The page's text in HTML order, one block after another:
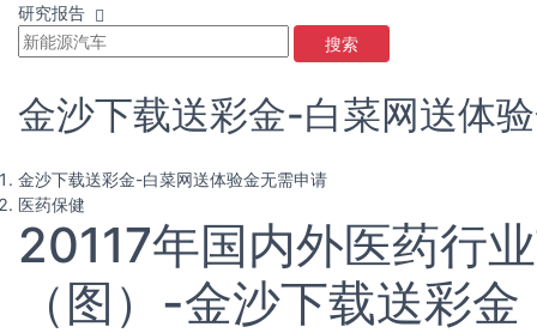
研究报告
搜索
金沙下载送彩金-白菜网送体
金沙下载送彩金-白菜网送体验金无需申请
医药保健
20117年国内外医药行
（图）-金沙下载送彩金